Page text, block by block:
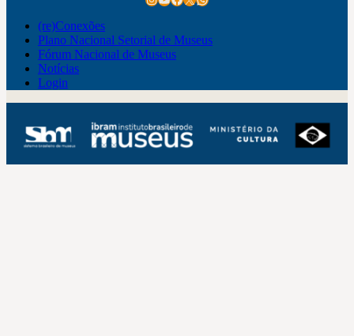
(re)Conexões
Plano Nacional Setorial de Museus
Fórum Nacional de Museus
Notícias
Login